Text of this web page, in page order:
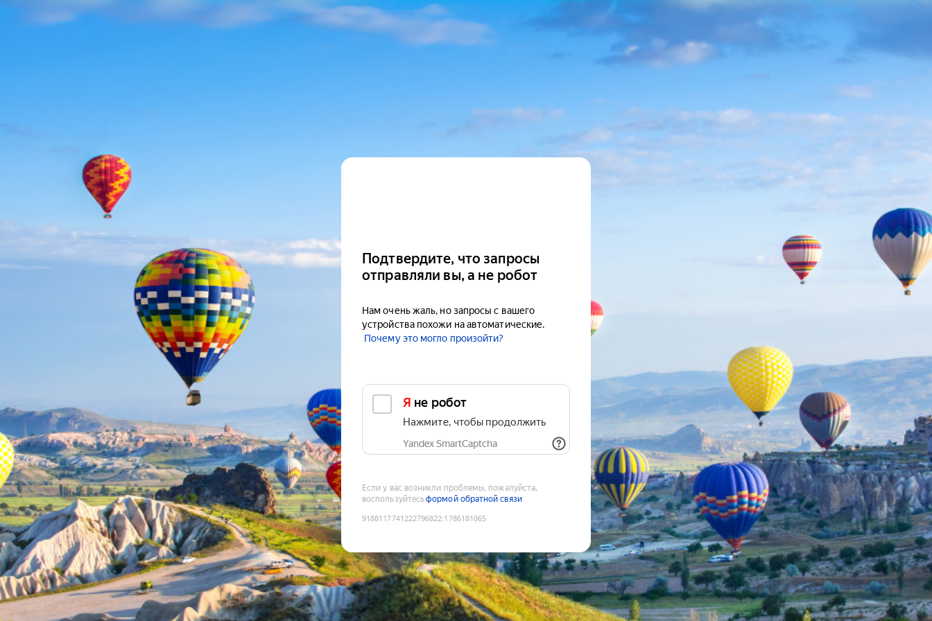
Подтвердите, что запросы
отправляли вы, а не робот
Нам очень жаль, но запросы с вашего
устройства похожи на автоматические.
Почему это могло произойти?
Я не робот
Нажмите, чтобы продолжить
Yandex SmartCaptcha
Если у вас возникли проблемы, пожалуйста,
воспользуйтесьформой обратной связи
9188117741222796822:1786181065